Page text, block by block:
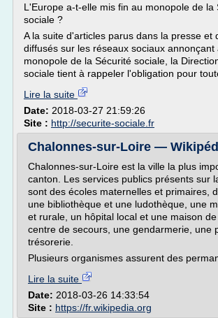
L'Europe a-t-elle mis fin au monopole de la
sociale ?
A la suite d'articles parus dans la presse et
diffusés sur les réseaux sociaux annonçant
monopole de la Sécurité sociale, la
sociale tient à rappeler l'obligation pour
Lire la suite
Date: 2018-03-27 21:59:26
Site : http://securite-sociale.fr
Chalonnes-sur-Loire —
Chalonnes-sur-Loire est la ville la plus
canton. Les services publics présents sur
sont des écoles maternelles et primaires,
une bibliothèque et une ludothèque, une
et rurale, un hôpital local et une maison
centre de secours, une gendarmerie, une
trésorerie.
Plusieurs organismes assurent des
Lire la suite
Date: 2018-03-26 14:33:54
Site : https://fr.wikipedia.org